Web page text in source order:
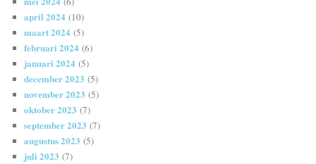
april 2024 (10)
maart 2024 (5)
februari 2024 (6)
januari 2024 (5)
december 2023 (5)
november 2023 (5)
oktober 2023 (7)
september 2023 (7)
augustus 2023 (5)
juli 2023 (7)